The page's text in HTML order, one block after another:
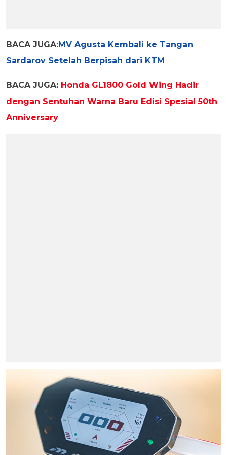
BACA JUGA:MV Agusta Kembali ke Tangan
Sardarov Setelah Berpisah dari KTM
BACA JUGA: Honda GL1800 Gold Wing Hadir
dengan Sentuhan Warna Baru Edisi Spesial 50th
Anniversary